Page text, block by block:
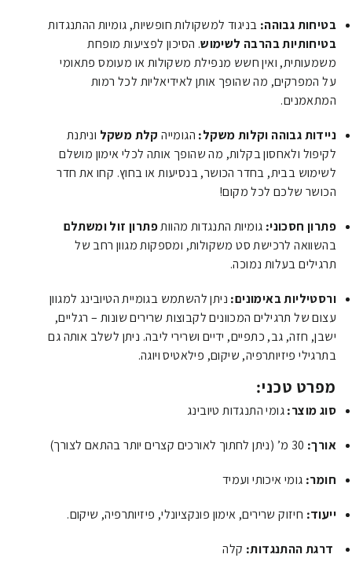
בטיחות גבוהה: בניגוד למשקולות חופשיות, גומיות ההתנגדות
בטיחותיות בהרבה לשימוש. הסיכון לפציעות מופחת
משמעותית, ואין חשש מנפילת משקולות או מעומס פתאומי
על המפרקים, מה שהופך אותן לאידיאליות לכל רמות
המתאמנים.
ניידות גבוהה וקלות משקל: הגומייה קלת משקל וניתנת
לקיפול ולאחסון בקלות, מה שהופך אותה לכלי אימון מושלם
לשימוש בבית, בחדר הכושר, בנסיעות או בחוץ. קחו את חדר
הכושר שלכם לכל מקום!
פתרון חסכוני: גומיות התנגדות מהוותפתרון זול ומשתלם
בהשוואה לרכישת סט משקולות, ומספקות מגוון רחב של
תרגילים בעלות נמוכה.
ורסטיליות באימונים: ניתן להשתמש בגומיית הטיובינג למגוון
עצום של תרגילים המכוונים לקבוצות שרירים שונות – רגליים,
ישבן, חזה, גב, כתפיים, ידיים ושרירי ליבה. ניתן לשלב אותה גם
בתרגילי פיזיותרפיה, שיקום, פילאטיס ויוגה.
מפרט טכני:
סוג מוצר:גומי התנגדות טיובינג
אורך: 30 מ’ (ניתן לחתוך לאורכים קצרים יותר בהתאם לצורך)
חומר: גומי איכותי ועמיד
ייעוד: חיזוק שרירים, אימון פונקציונלי, פיזיותרפיה, שיקום.
דרגת ההתנגדות: קלה